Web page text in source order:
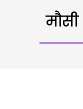
मौसी